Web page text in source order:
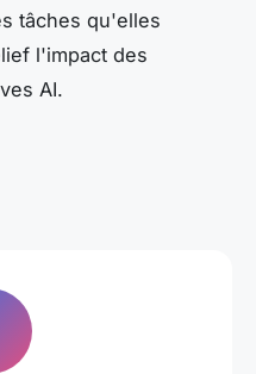
tâches qu'elles
l'impact des
AI.